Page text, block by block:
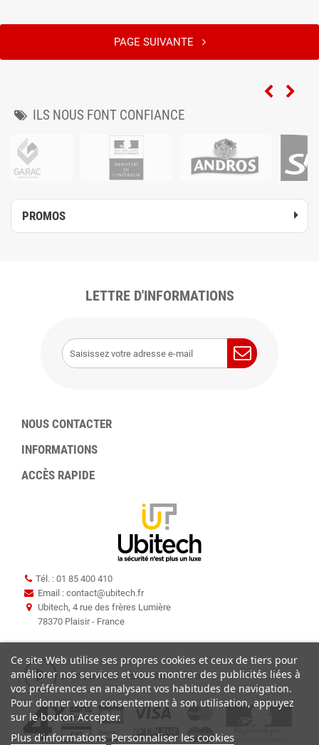
PAGE SUIVANTE
ILS NOUS FONT CONFIANCE
PROMOS
LETTRE D'INFORMATIONS
NOUS CONTACTER
INFORMATIONS
ACCÈS RAPIDE
Tél. : 01 85 400 410
Email : contact@ubitech.fr
Ubitech, 4 rue des frères Lumière
78370 Plaisir - France
Ce site Web utilise ses propres cookies et ceux de tiers pour
améliorer nos services et vous montrer des publicités liées à
vos préférences en analysant vos habitudes de navigation.
Pour donner votre consentement à son utilisation, appuyez
sur le bouton Accepter.
Plus d'informations Personnaliser les cookies